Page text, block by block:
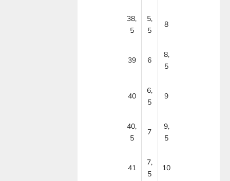
38,
5
5,
5
8
39 6
8,
5
40
6,
5
9
40,
5
7
9,
5
41
7,
5
10